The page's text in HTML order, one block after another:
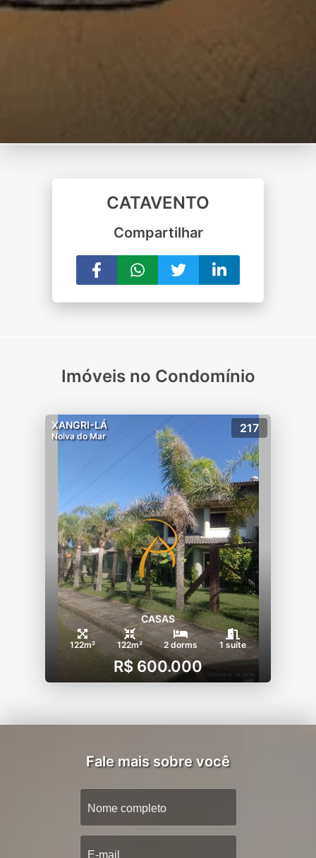
CATAVENTO
Compartilhar
Imóveis no Condomínio
XANGRI-LÁ
Noiva do Mar
217
CASAS
122m² 122m² 2 dorms 1 suíte
R$ 600.000
Fale mais sobre você